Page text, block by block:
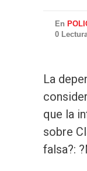
En
0
La
que la
sobre
falsa?: